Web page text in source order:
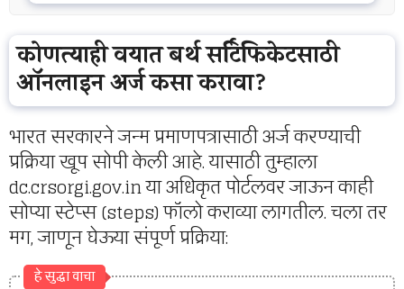
कोणत्याही वयात बर्थ सर्टिफिकेटसाठी
ऑनलाइन अर्ज कसा करावा?
भारत सरकारने जन्म प्रमाणपत्रासाठी अर्ज करण्याची
प्रक्रिया खूप सोपी केली आहे. यासाठी तुम्हाला
dc.crsorgi.gov.in या अधिकृत पोर्टलवर जाऊन काही
सोप्या स्टेप्स (steps) फॉलो कराव्या लागतील. चला तर
मग, जाणून घेऊया संपूर्ण प्रक्रिया:
हे सुद्धा वाचा